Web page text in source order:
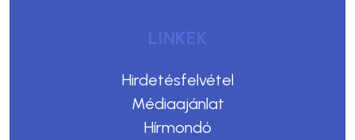
LINKEK
Hirdetésfelvétel
Médiaajánlat
Hírmondó